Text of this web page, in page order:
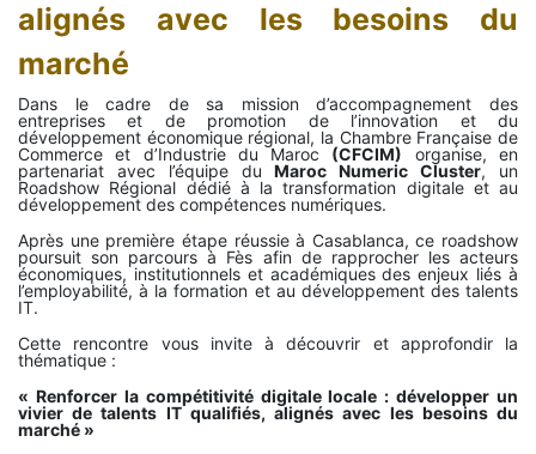
alignés avec les besoins du
marché
Dans le cadre de sa mission d’accompagnement des
entreprises et de promotion de l’innovation et du
développement économique régional, la Chambre Française de
Commerce et d’Industrie du Maroc (CFCIM) organise, en
partenariat avec l’équipe duMaroc Numeric Cluster, un
Roadshow Régional dédié à la transformation digitale et au
développement des compétences numériques.
Après une première étape réussie à Casablanca, ce roadshow
poursuit son parcours à Fès afin de rapprocher les acteurs
économiques, institutionnels et académiques des enjeux liés à
l’employabilité, à la formation et au développement des talents
IT.
Cette rencontre vous invite à découvrir et approfondir la
thématique :
« Renforcer la compétitivité digitale locale : développer un
vivier de talents IT qualifiés, alignés avec les besoins du
marché »